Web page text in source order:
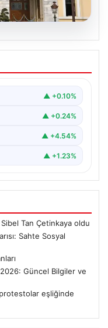
▲ +0.10%
▲ +0.24%
▲ +4.54%
▲ +1.23%
Tan Çetinkaya oldu
Sahte Sosyal
2026: Güncel Bilgiler ve
protestolar eşliğinde